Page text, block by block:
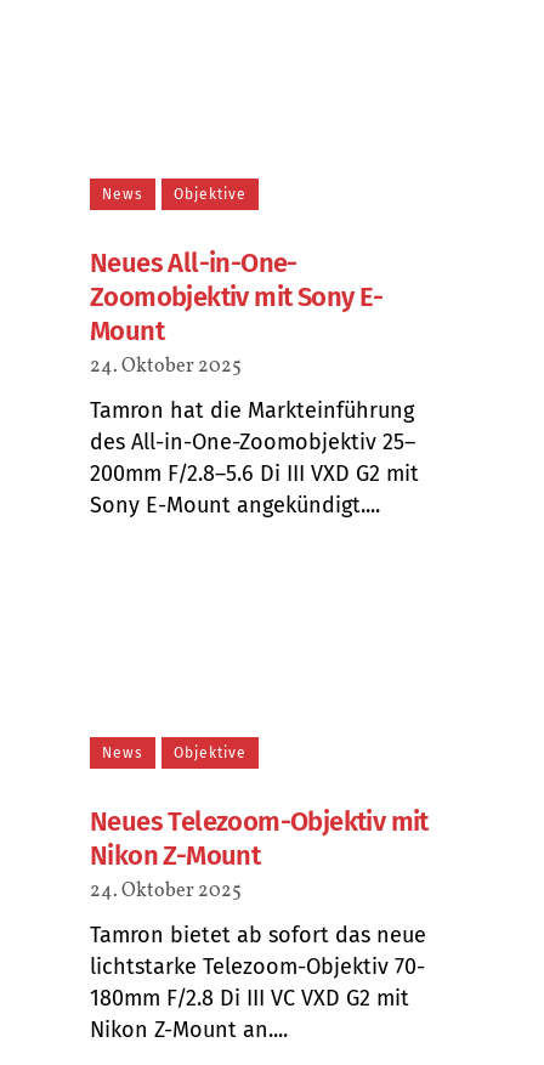
News Objektive
Neues All-in-One-
Zoomobjektiv mit Sony E-
Mount
24. Oktober 2025
Tamron hat die Markteinführung
des All-in-One-Zoomobjektiv 25–
200mm F/2.8–5.6 Di III VXD G2 mit
Sony E-Mount angekündigt....
News Objektive
Neues Telezoom-Objektiv mit
Nikon Z-Mount
24. Oktober 2025
Tamron bietet ab sofort das neue
lichtstarke Telezoom-Objektiv 70-
180mm F/2.8 Di III VC VXD G2 mit
Nikon Z-Mount an....